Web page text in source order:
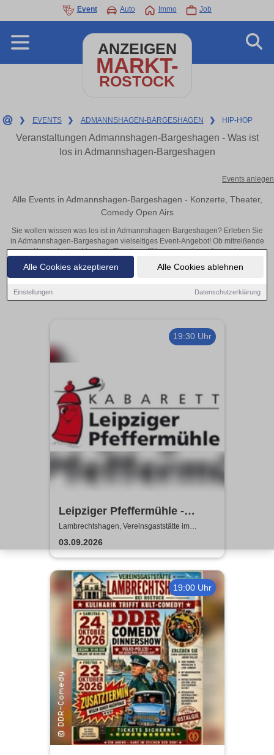
Alle Cookies akzeptieren Alle Cookies ablehnen
Einstellungen Datenschutzerklärung
Event Auto Immo Job
ANZEIGEN
MARKT-
ROSTOCK
❯ EVENTS ❯ ADMANNSHAGEN-BARGESHAGEN ❯ HIP-HOP
Veranstaltungen Admannshagen-Bargeshagen - Was ist
los in Admannshagen-Bargeshagen
Events anlegen
Alle Events in Admannshagen-Bargeshagen - Konzerte, Theater,
Comedy Open Airs
Sie wollen wissen was los ist in Admannshagen-Bargeshagen? Erleben Sie
in Admannshagen-Bargeshagen vielseitiges Event-Angebot! Ob mitreißende
Konzerte, inspirierende Theateraufführungen oder aufregende
Veranstaltungen in Admannshagen-Bargeshagen – hier finden alles im
Überblick und Tickets.
19:30 Uhr
Leipziger Pfeffermühle -
Satire mit Biss
Lambrechtshagen, Vereinsgaststätte im
Gemeindezentrum Lambrechtshagen
03.09.2026
19:00 Uhr